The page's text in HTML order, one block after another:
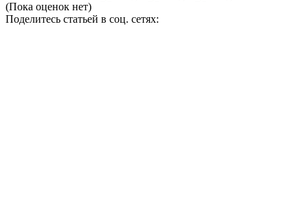
(Пока оценок нет)
Поделитесь статьей в соц. сетях: